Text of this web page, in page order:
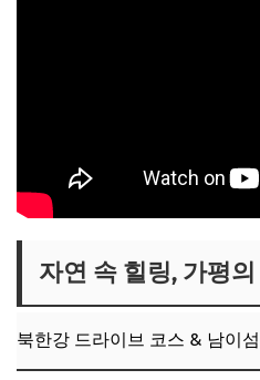
자연 속 힐링, 가평
북한강 드라이브 코스 & 남이